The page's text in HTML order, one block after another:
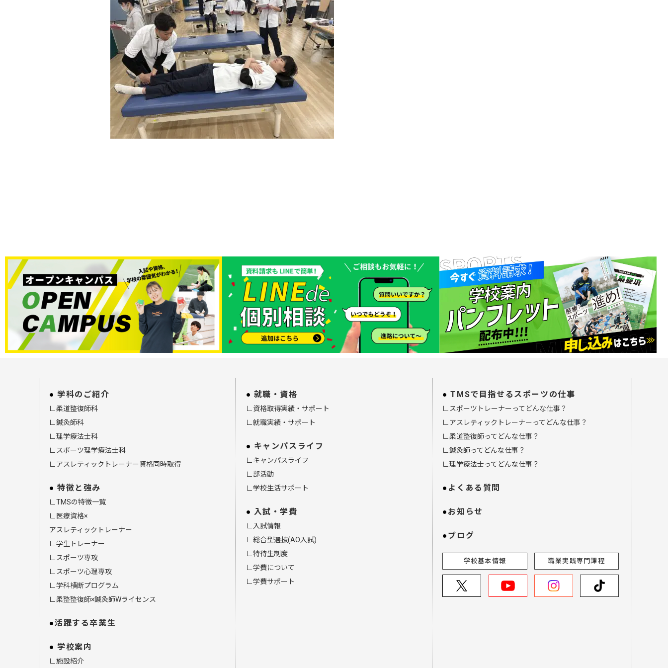
学科のご紹介
∟柔道整復師科
∟鍼灸師科
∟理学療法士科
∟スポーツ理学療法士科
∟アスレティックトレーナー資格同時取得
特徴と強み
∟TMSの特徴一覧
∟医療資格×
アスレティックトレーナー
∟学生トレーナー
∟スポーツ専攻
∟スポーツ心理専攻
∟学科横断プログラム
∟柔整整復師×鍼灸師Wライセンス
活躍する卒業生
学校案内
∟施設紹介
就職・資格
∟資格取得実績・サポート
∟就職実績・サポート
キャンパスライフ
∟キャンパスライフ
∟部活動
∟学校生活サポート
入試・学費
∟入試情報
∟総合型選抜(AO入試)
∟特待生制度
∟学費について
∟学費サポート
TMSで目指せるスポーツの仕事
∟スポーツトレーナーってどんな仕事？
∟アスレティックトレーナーってどんな仕事？
∟柔道整復師ってどんな仕事？
∟鍼灸師ってどんな仕事？
∟理学療法士ってどんな仕事？
よくある質問
お知らせ
ブログ
学校基本情報 職業実践専門課程